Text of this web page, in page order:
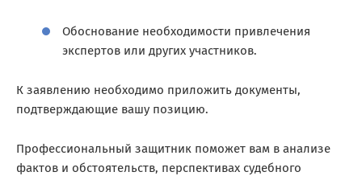
Обоснование необходимости привлечения
экспертов или других участников.
К заявлению необходимо приложить документы,
подтверждающие вашу позицию.
Профессиональный защитник поможет вам в анализе
фактов и обстоятельств, перспективах судебного